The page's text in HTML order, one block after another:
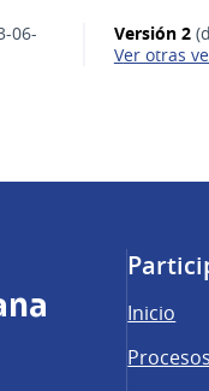
06-
Versión 2
ver otras
Inicio
Procesos